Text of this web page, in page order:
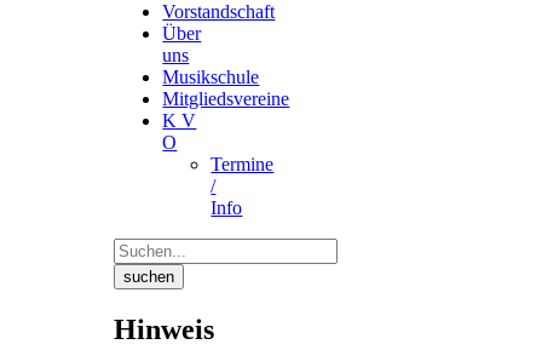
Vorstandschaft
Über
uns
Musikschule
Mitgliedsvereine
K V
O
Termine
/
Info
suchen
Hinweis